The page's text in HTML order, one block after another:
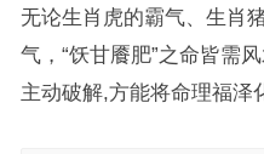
无论生肖虎的霸气、生肖
气，“饫甘餍肥”之命皆需
主动破解,方能将命理福泽